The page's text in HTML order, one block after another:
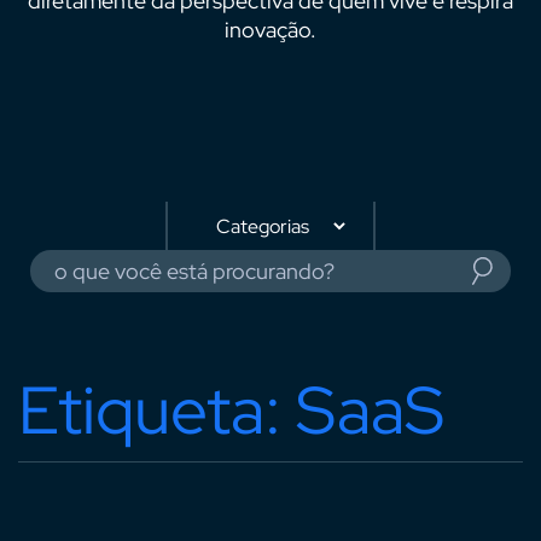
inovação.
Etiqueta: SaaS